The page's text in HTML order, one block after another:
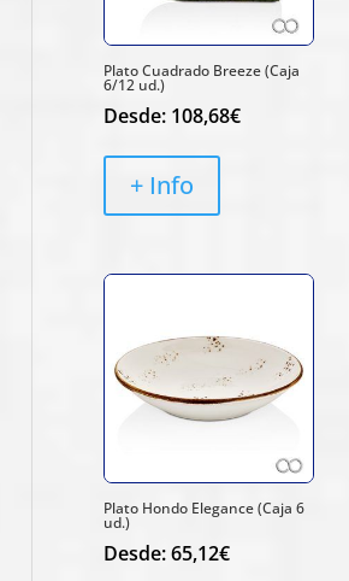
Plato Cuadrado Breeze (Caja
6/12 ud.)
Desde: 108,68€
+ Info
Plato Hondo Elegance (Caja 6
ud.)
Desde:65,12€